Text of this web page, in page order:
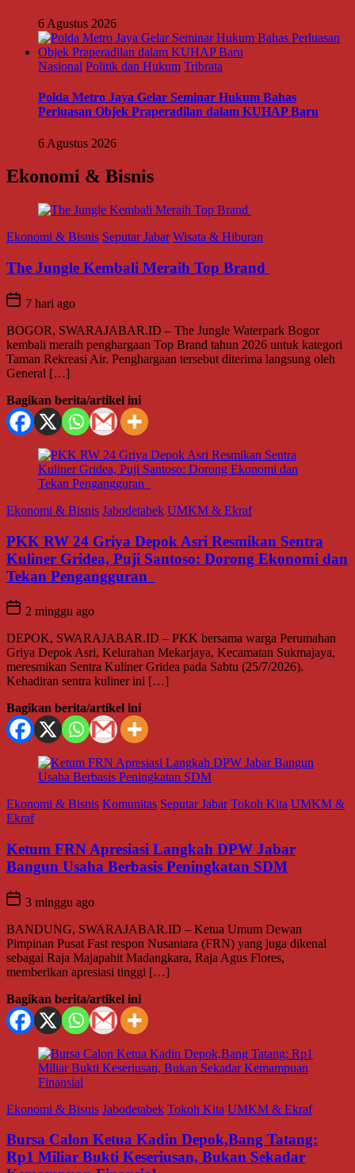
6 Agustus 2026
Nasional Politik dan Hukum Tribrata
Polda Metro Jaya Gelar Seminar Hukum Bahas
Perluasan Objek Praperadilan dalam KUHAP Baru
6 Agustus 2026
Ekonomi & Bisnis
Ekonomi & Bisnis Seputar Jabar Wisata & Hiburan
The Jungle Kembali Meraih Top Brand
7 hari ago
BOGOR, SWARAJABAR.ID – The Jungle Waterpark Bogor
kembali meraih penghargaan Top Brand tahun 2026 untuk kategori
Taman Rekreasi Air. Penghargaan tersebut diterima langsung oleh
General […]
Bagikan berita/artikel ini
Ekonomi & Bisnis Jabodetabek UMKM & Ekraf
PKK RW 24 Griya Depok Asri Resmikan Sentra
Kuliner Gridea, Puji Santoso: Dorong Ekonomi dan
Tekan Pengangguran
2 minggu ago
DEPOK, SWARAJABAR.ID – PKK bersama warga Perumahan
Griya Depok Asri, Kelurahan Mekarjaya, Kecamatan Sukmajaya,
meresmikan Sentra Kuliner Gridea pada Sabtu (25/7/2026).
Kehadiran sentra kuliner ini […]
Bagikan berita/artikel ini
Ekonomi & Bisnis Komunitas Seputar Jabar Tokoh Kita UMKM &
Ekraf
Ketum FRN Apresiasi Langkah DPW Jabar
Bangun Usaha Berbasis Peningkatan SDM
3 minggu ago
BANDUNG, SWARAJABAR.ID – Ketua Umum Dewan
Pimpinan Pusat Fast respon Nusantara (FRN) yang juga dikenal
sebagai Raja Majapahit Madangkara, Raja Agus Flores,
memberikan apresiasi tinggi […]
Bagikan berita/artikel ini
Ekonomi & Bisnis Jabodetabek Tokoh Kita UMKM & Ekraf
Bursa Calon Ketua Kadin Depok,Bang Tatang:
Rp1 Miliar Bukti Keseriusan, Bukan Sekadar